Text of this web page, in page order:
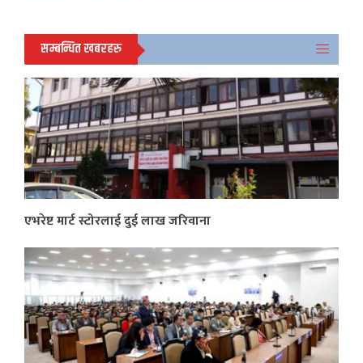
सम्बन्धित खबरहरु
एभरेष्ट मार्ट स्टोरलाई दुई लाख जरिवाना